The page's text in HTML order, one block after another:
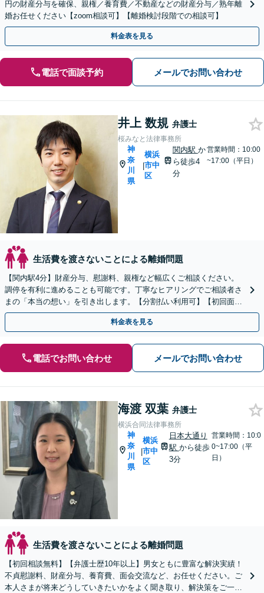
円の財産分与を確保、親権／養育費／不動産などの財産分与／熟年離
婚お任せください【zoom相談可】【離婚検討段階での相談可】
料金表を見る
電話で面談予約 メールでお問い合わせ
井上 数規 弁護士
桜みなと法律事務所
神
奈
川
県
|
横浜
市中
区
関内駅 か
ら徒歩4
分
営業時間：10:00
~17:00（平日）
生活費を渡さないことによる離婚問題
【関内駅4分】財産分与、慰謝料、親権など幅広くご相談ください。
調停を有利に進めることも可能です。丁寧なヒアリングでご相談者さ
まの「本当の想い」を引き出します。【分割払い利用可】【初回面談
60分無料】【休日・夜間面談可】
料金表を見る
電話でお問い合わせ メールでお問い合わせ
海渡 双葉 弁護士
横浜合同法律事務所
神
奈
川
県
|
横浜
市中
区
日本大通り
駅 から徒歩
3分
営業時間：10:0
0~17:00（平
日）
生活費を渡さないことによる離婚問題
【初回相談無料】【弁護士歴10年以上】男女ともに豊富な解決実績！
不貞慰謝料、財産分与、養育費、面会交流など、お任せください。ご
本人さまが将来どうしていきたいかをよく聞き取り、解決策をご一緒